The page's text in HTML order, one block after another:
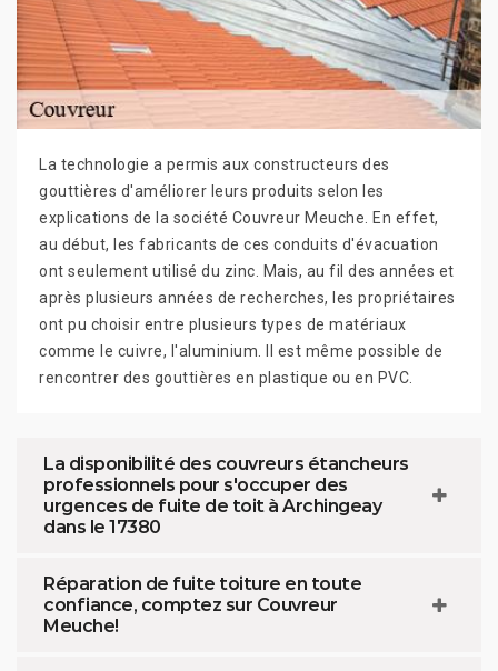
La technologie a permis aux constructeurs des
gouttières d'améliorer leurs produits selon les
explications de la société Couvreur Meuche. En effet,
au début, les fabricants de ces conduits d'évacuation
ont seulement utilisé du zinc. Mais, au fil des années et
après plusieurs années de recherches, les propriétaires
ont pu choisir entre plusieurs types de matériaux
comme le cuivre, l'aluminium. Il est même possible de
rencontrer des gouttières en plastique ou en PVC.
La disponibilité des couvreurs étancheurs
professionnels pour s'occuper des
urgences de fuite de toit à Archingeay
dans le 17380
Réparation de fuite toiture en toute
confiance, comptez sur Couvreur
Meuche!